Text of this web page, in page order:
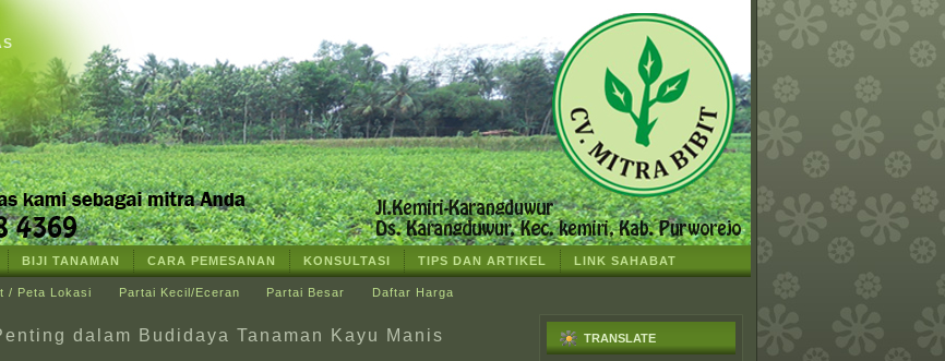
BIJI TANAMAN CARA PEMESANAN KONSULTASI TIPS DAN ARTIKEL LINK SAHABAT
/ Peta Lokasi Partai Kecil/Eceran Partai Besar Daftar Harga
dalam Budidaya Tanaman Kayu Manis TRANSLATE